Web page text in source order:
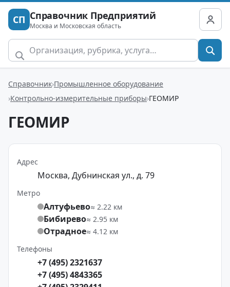
СП Справочник Предприятий
Москва и Московская область
Справочник Промышленное оборудование
Контрольно-измерительные приборы ГЕОМИР
ГЕОМИР
Адрес
Москва, Дубнинская ул., д. 79
Метро
Алтуфьево≈ 2.22 км
Бибирево≈ 2.95 км
Отрадное≈ 4.12 км
Телефоны
+7 (495) 2321637
+7 (495) 4843365